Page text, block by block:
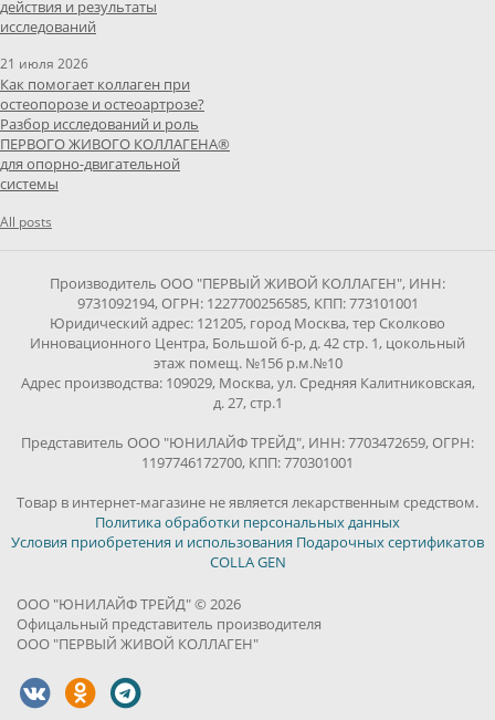
действия и результаты
исследований
21 июля 2026
Как помогает коллаген при
остеопорозе и остеоартрозе?
Разбор исследований и роль
ПЕРВОГО ЖИВОГО КОЛЛАГЕНА®
для опорно-двигательной
системы
All posts
Производитель ООО "ПЕРВЫЙ ЖИВОЙ КОЛЛАГЕН", ИНН:
9731092194, ОГРН: 1227700256585, КПП: 773101001
Юридический адрес: 121205, город Москва, тер Сколково
Инновационного Центра, Большой б-р, д. 42 стр. 1, цокольный
этаж помещ. №156 р.м.№10
Адрес производства: 109029, Москва, ул. Средняя Калитниковская,
д. 27, стр.1
Представитель ООО "ЮНИЛАЙФ ТРЕЙД", ИНН: 7703472659, ОГРН:
1197746172700, КПП: 770301001
Товар в интернет-магазине не является лекарственным средством.
Политика обработки персональных данных
Условия приобретения и использования Подарочных сертификатов
COLLA GEN
ООО "ЮНИЛАЙФ ТРЕЙД" © 2026
Офицальный представитель производителя
ООО "ПЕРВЫЙ ЖИВОЙ КОЛЛАГЕН"